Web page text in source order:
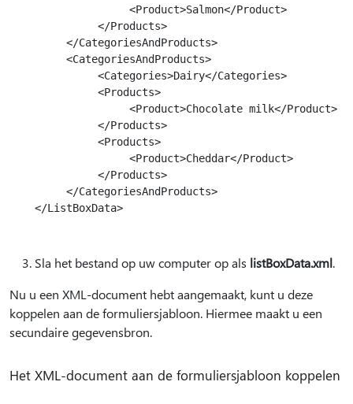
               <Product>Salmon</Product>
          </Products>
     </CategoriesAndProducts>
     <CategoriesAndProducts>
          <Categories>Dairy</Categories>
          <Products>
               <Product>Chocolate milk</Product>
          </Products>
          <Products>
               <Product>Cheddar</Product>
          </Products>
     </CategoriesAndProducts>
</ListBoxData>
Sla het bestand op uw computer op als listBoxData.xml.
Nu u een XML-document hebt aangemaakt, kunt u deze
koppelen aan de formuliersjabloon. Hiermee maakt u een
secundaire gegevensbron.
Het XML-document aan de formuliersjabloon koppelen